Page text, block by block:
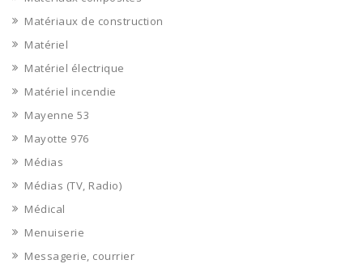
Matériaux de construction
Matériel
Matériel électrique
Matériel incendie
Mayenne 53
Mayotte 976
Médias
Médias (TV, Radio)
Médical
Menuiserie
Messagerie, courrier